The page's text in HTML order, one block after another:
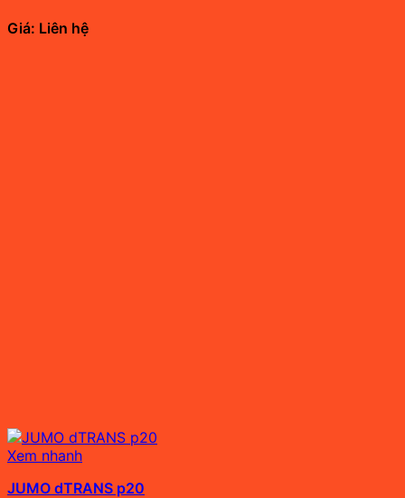
Giá: Liên hệ
Xem nhanh
JUMO dTRANS p20